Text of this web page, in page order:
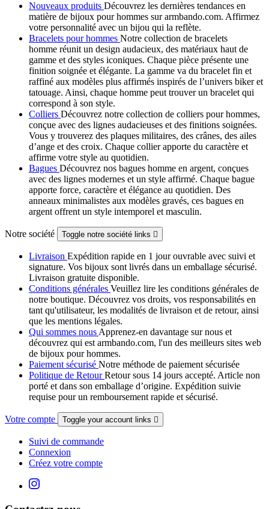
Nouveaux produits Découvrez les dernières tendances en
matière de bijoux pour hommes sur armbando.com. Affirmez
votre personnalité avec un bijou qui la reflète.
Bracelets pour hommes Notre collection de bracelets
homme réunit un design audacieux, des matériaux haut de
gamme et des styles iconiques. Chaque pièce présente une
finition soignée et élégante. La gamme va du bracelet fin et
raffiné aux modèles plus affirmés inspirés de l’univers biker et
tatouage. Ainsi, chaque homme peut trouver un bracelet qui
correspond à son style.
Colliers Découvrez notre collection de colliers pour hommes,
conçue avec des lignes audacieuses et des finitions soignées.
Vous y trouverez des plaques militaires, des crânes, des ailes
d’ange et des croix. Chaque collier apporte du caractère et
affirme votre style au quotidien.
Bagues Découvrez nos bagues homme en argent, conçues
avec des lignes modernes et un style affirmé. Chaque bague
apporte force, caractère et élégance au quotidien. Des
anneaux minimalistes aux modèles gravés, ces bagues en
argent offrent un style intemporel et masculin.
Notre société Toggle notre société links 
Livraison Expédition rapide en 1 jour ouvrable avec suivi et
signature. Vos bijoux sont livrés dans un emballage sécurisé.
Livraison gratuite disponible.
Conditions générales Veuillez lire les conditions générales de
notre boutique. Découvrez vos droits, vos responsabilités en
tant qu'utilisateur, les modalités de livraison et de retour, ainsi
que les mentions légales.
Qui sommes nous Apprenez-en davantage sur nous et
découvrez qui est armbando.com, l'un des meilleurs sites web
de bijoux pour hommes.
Paiement sécurisé Notre méthode de paiement sécurisée
Politique de RetourRetour sous 14 jours accepté. Article non
porté et dans son emballage d’origine. Expédition suivie
requise pour un remboursement rapide et sécurisé.
Votre compte Toggle your account links 
Suivi de commande
Connexion
Créez votre compte